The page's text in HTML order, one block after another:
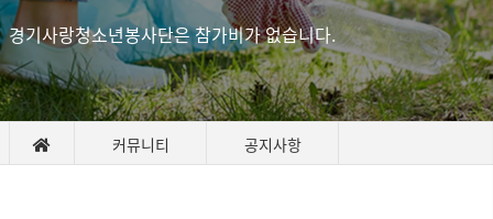
경기사랑청소년봉사단은 참가비가 없습니다.
커뮤니티 공지사항